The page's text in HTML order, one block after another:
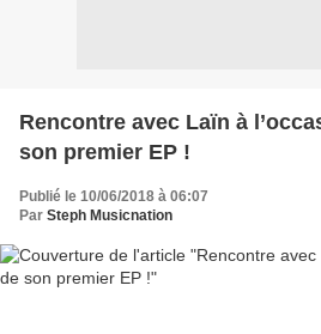
Rencontre avec Laïn à
son premier EP !
Publié le 10/06/2018 à 06:07
Par Steph Musicnation